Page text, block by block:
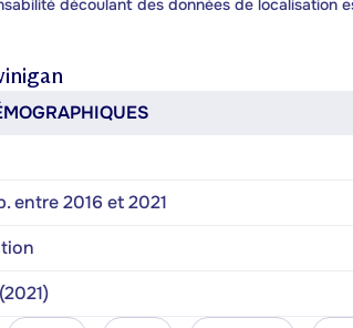
découlant des données de localisation
entre 2016 et 2021